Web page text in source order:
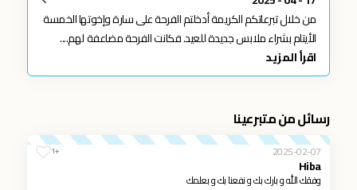
من خلال تبرعاتكم الكريمة أدخلتم الفرحة على سارة وإخوتها الخمسة
الأيتام بشراء ملابس جديدة للعيد. فكانت الفرحة مضاعفة لهم....
اقرأ المزيد
رسائل من متبرعينا
2025-02-07
+1
Hiba
وفقك الله و بارك بك و نفعنا بك و بعلمك